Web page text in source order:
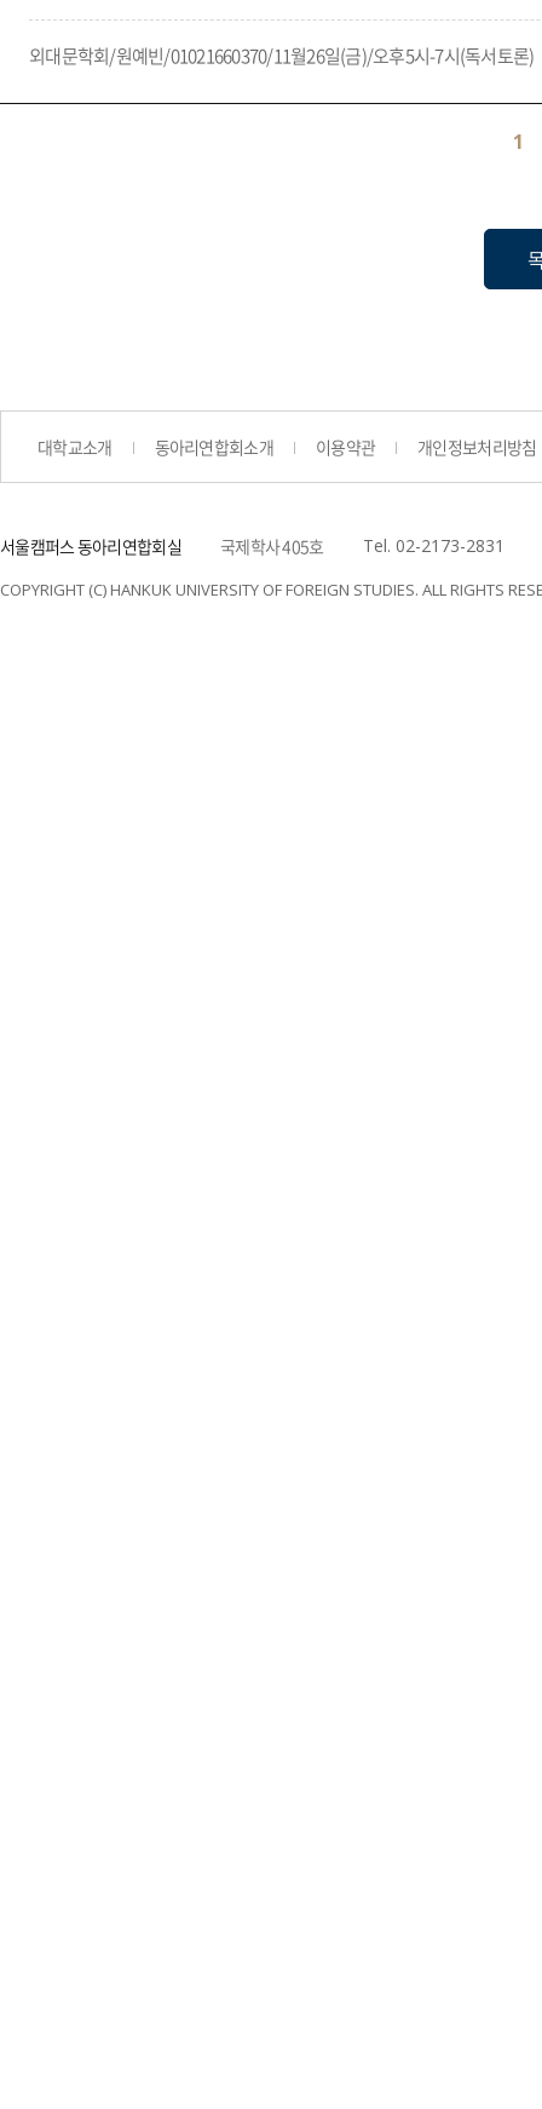
외대문학회/원예빈/01021660370/11월26일(금)/오후5시-7시(독서토론)
1
대학교소개 동아리연합회소개 이용약관 개인정보처리방침
서울캠퍼스 동아리연합회실 국제학사 405호 Tel. 02-2173-2831
COPYRIGHT (C) HANKUK UNIVERSITY OF FOREIGN STUDIES. ALL RIGHTS